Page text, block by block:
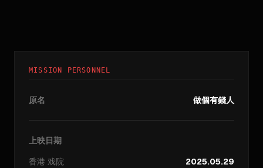
MISSION PERSONNEL
原名 做個有錢人
上映日期
香港 戏院 2025.05.29